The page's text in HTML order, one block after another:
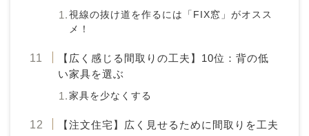
視線の抜け道を作るには「FIX窓」がオスス
メ！
【広く感じる間取りの工夫】10位：背の低
い家具を選ぶ
家具を少なくする
【注文住宅】広く見せるために間取りを工夫